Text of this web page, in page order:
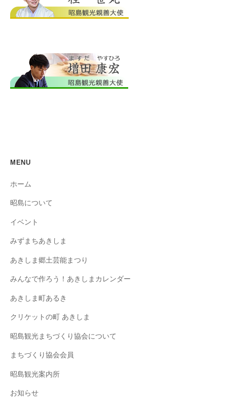
MENU
ホーム
昭島について
イベント
みずまちあきしま
あきしま郷土芸能まつり
みんなで作ろう！あきしまカレンダー
あきしま町あるき
クリケットの町 あきしま
昭島観光まちづくり協会について
まちづくり協会会員
昭島観光案内所
お知らせ